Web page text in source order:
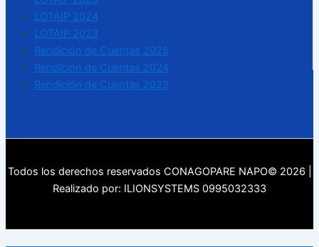
LOTAIP 2024
LOTAIP 2023
Rendición de Cuentas 2025
Rendición de Cuentas 2024
Rendición de Cuentas 2023
Todos los derechos reservados CONAGOPARE NAPO© 2026 |
Realizado por: ILIONSYSTEMS 0995032333